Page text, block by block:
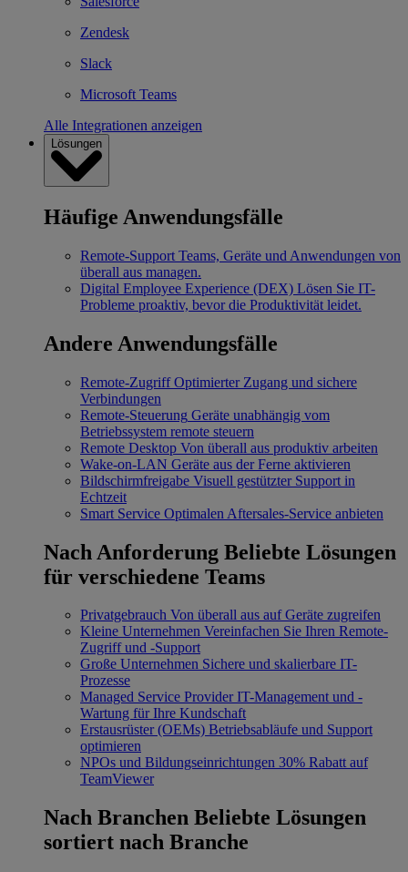
Zendesk
Slack
Microsoft Teams
Alle Integrationen anzeigen
Lösungen
Häufige Anwendungsfälle
Remote-Support Teams, Geräte und Anwendungen von
überall aus managen.
Digital Employee Experience (DEX) Lösen Sie IT-
Probleme proaktiv, bevor die Produktivität leidet.
Andere Anwendungsfälle
Remote-Zugriff Optimierter Zugang und sichere
Verbindungen
Remote-Steuerung Geräte unabhängig vom
Betriebssystem remote steuern
Remote Desktop Von überall aus produktiv arbeiten
Wake-on-LAN Geräte aus der Ferne aktivieren
Bildschirmfreigabe Visuell gestützter Support in
Echtzeit
Smart Service Optimalen Aftersales-Service anbieten
Nach Anforderung Beliebte Lösungen
für verschiedene Teams
Privatgebrauch Von überall aus auf Geräte zugreifen
Kleine Unternehmen Vereinfachen Sie Ihren Remote-
Zugriff und -Support
Große Unternehmen Sichere und skalierbare IT-
Prozesse
Managed Service Provider IT-Management und -
Wartung für Ihre Kundschaft
Erstausrüster (OEMs) Betriebsabläufe und Support
optimieren
NPOs und Bildungseinrichtungen 30% Rabatt auf
TeamViewer
Nach Branchen Beliebte Lösungen
sortiert nach Branche